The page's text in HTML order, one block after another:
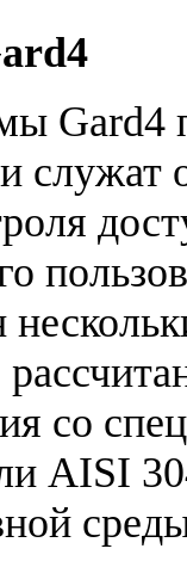
Gard4
служат
со
AISI